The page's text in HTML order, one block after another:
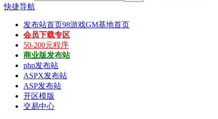
快捷导航
发布站首页98游戏GM基地首页
会员下载专区
50-200元程序
商业版发布站
php发布站
ASPX发布站
ASP发布站
开区模版
交易中心